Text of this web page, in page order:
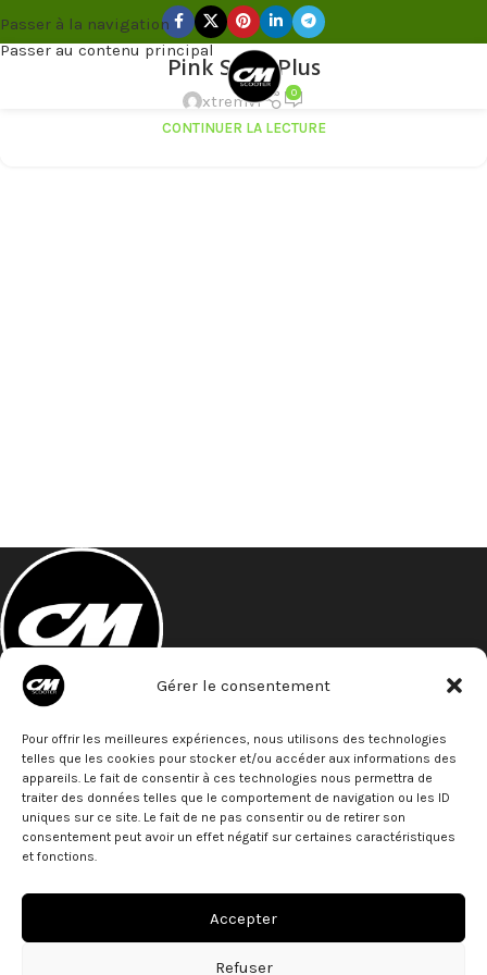
Gérer le consentement
Pour offrir les meilleures expériences, nous utilisons des technologies
telles que les cookies pour stocker et/ou accéder aux informations des
appareils. Le fait de consentir à ces technologies nous permettra de
traiter des données telles que le comportement de navigation ou les ID
uniques sur ce site. Le fait de ne pas consentir ou de retirer son
consentement peut avoir un effet négatif sur certaines caractéristiques
et fonctions.
Accepter
Refuser
Passer à la navigation
Passer au contenu principal
20
MAR Pink Style Plus
xtremvi 0
CONTINUER LA LECTURE
27 Bld de Strasbourg
34000 - Montpellier
Téléphone: 07 68 79 79 77
ACTUS
PARTENAIRES
LIENS